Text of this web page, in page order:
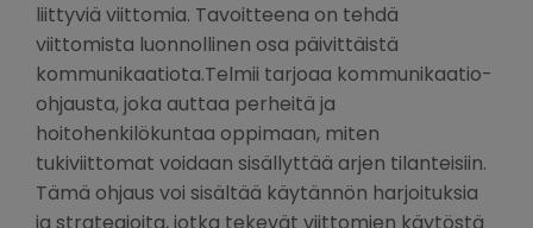
liittyviä viittomia. Tavoitteena on tehdä
viittomista luonnollinen osa päivittäistä
kommunikaatiota.Telmii tarjoaa kommunikaatio-
ohjausta, joka auttaa perheitä ja
hoitohenkilökuntaa oppimaan, miten
tukiviittomat voidaan sisällyttää arjen tilanteisiin.
Tämä ohjaus voi sisältää käytännön harjoituksia